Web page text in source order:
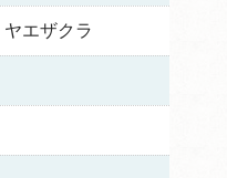
エザクラ